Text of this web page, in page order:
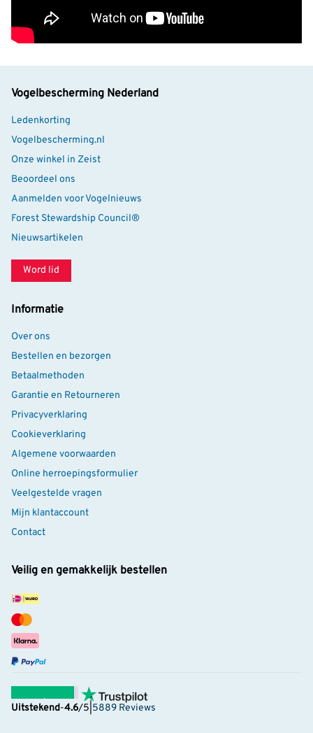
Vogelbescherming Nederland
Ledenkorting
Vogelbescherming.nl
Onze winkel in Zeist
Beoordeel ons
Aanmelden voor Vogelnieuws
Forest Stewardship Council®
Nieuwsartikelen
Word lid
Informatie
Over ons
Bestellen en bezorgen
Betaalmethoden
Garantie en Retourneren
Privacyverklaring
Cookieverklaring
Algemene voorwaarden
Online herroepingsformulier
Veelgestelde vragen
Mijn klantaccount
Contact
Veilig en gemakkelijk bestellen
Uitstekend-4.6/5 5889 Reviews